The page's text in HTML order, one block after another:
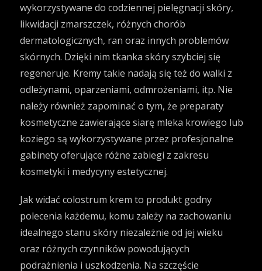
wykorzystywane do codziennej pielęgnacji skóry,
likwidacji zmarszczek, różnych chorób
dermatologicznych, ran oraz innych problemów
skórnych. Dzięki nim tkanka skóry szybciej się
regeneruje. Kremy takie nadają się też do walki z
odleżynami, oparzeniami, odmrożeniami, itp. Nie
należy również zapominać o tym, że preparaty
kosmetyczne zawierające siarę mleka krowiego lub
koziego są wykorzystywane przez profesjonalne
gabinety oferujące różne zabiegi z zakresu
kosmetyki i medycyny estetycznej.
Jak widaćcolostrum krem to produkt godny
polecenia każdemu, komu zależy na zachowaniu
idealnego stanu skóry niezależnie od jej wieku
oraz różnych czynników powodujących
podrażnienia i uszkodzenia. Na szczęście